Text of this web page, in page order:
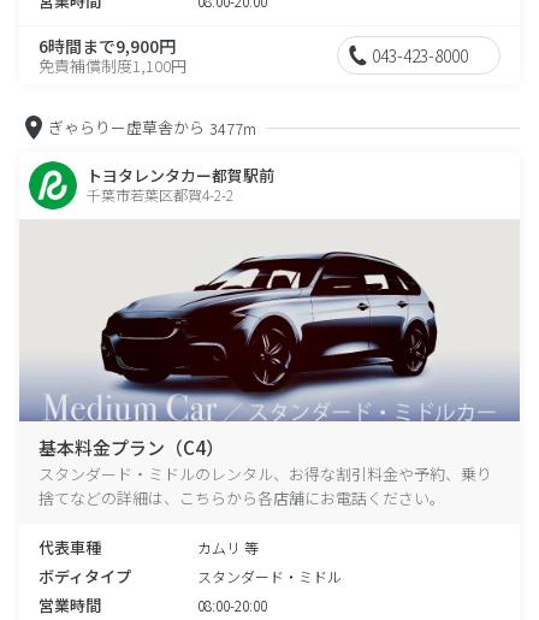
6時間まで9,900円
免責補償制度1,100円 043-423-8000
ぎゃらりー虚草舎から 3477m
トヨタレンタカー都賀駅前
千葉市若葉区都賀4-2-2
基本料金プラン（C4）
スタンダード・ミドルのレンタル、お得な割引料金や予約、乗り
捨てなどの詳細は、こちらから各店舗にお電話ください。
代表車種 カムリ 等
ボディタイプ スタンダード・ミドル
営業時間 08:00-20:00